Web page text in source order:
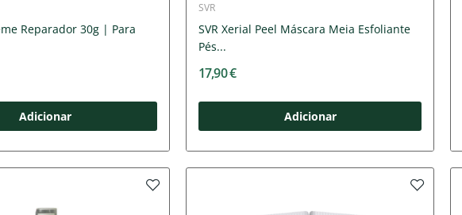
Reparador 30g | Para
Adicionar
SVR
SVR Xerial Peel Máscara Meia Esfoliante
Pés...
17,90 €
Adicionar